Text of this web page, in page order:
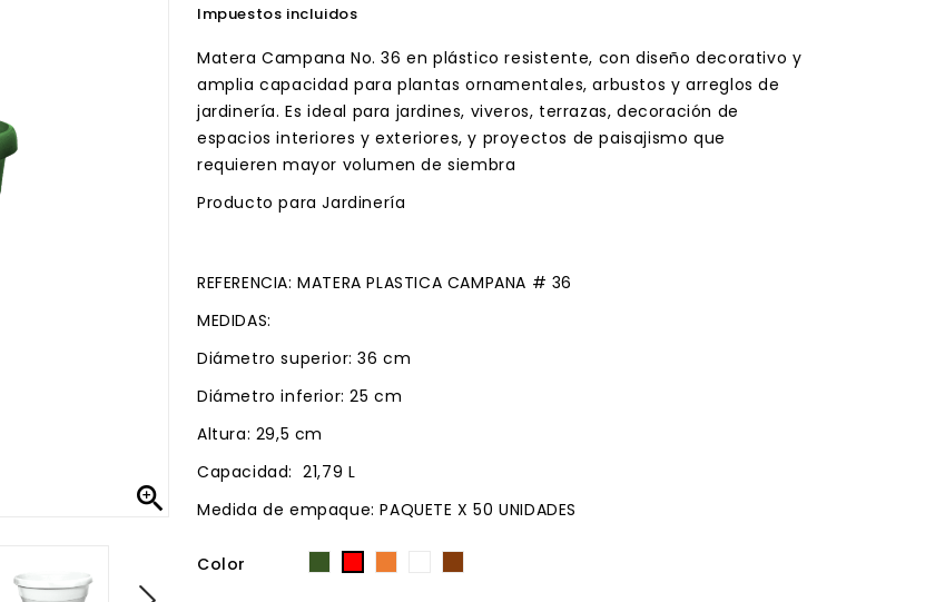

Impuestos incluidos
Matera Campana No. 36 en plástico resistente, con diseño decorativo y
amplia capacidad para plantas ornamentales, arbustos y arreglos de
jardinería. Es ideal para jardines, viveros, terrazas, decoración de
espacios interiores y exteriores, y proyectos de paisajismo que
requieren mayor volumen de siembra
Producto para Jardinería
REFERENCIA: MATERA PLASTICA CAMPANA # 36
MEDIDAS:
Diámetro superior: 36 cm
Diámetro inferior: 25 cm
Altura: 29,5 cm
Capacidad: 21,79 L
Medida de empaque: PAQUETE X 50 UNIDADES
Color Rojo